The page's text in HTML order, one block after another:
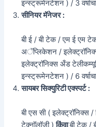
इन्स्ट्रूमेनटेशन ) / 3
सीनियर मॅनेजर :
बी ई / बी टेक / एम ई एम
अॅप्लिकेशन /
इलेक्ट्रॉनिक्स अँड
इन्स्ट्रूमेनटेशन ) / 6
सायबर सिक्युरिटी एक्स्पर्ट :
बी एस सी ( इलेक्ट्रॉनिक्स
टेक्नॉलॉजी )किंवाबी टेक /